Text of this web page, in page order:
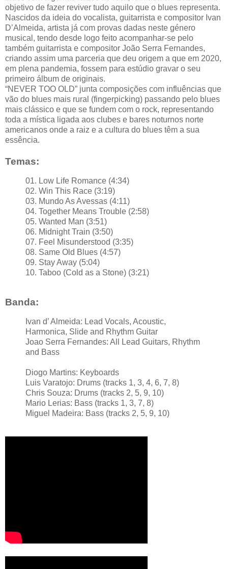
objetivo de fazer reviver tudo aquilo que o blues representa.
Nascidos da ideia do vocalista, guitarrista e compositor Ivan
D’Almeida, artista já com provas dadas neste género
musical, tendo desde logo feito acompanhar-se pelo
também guitarrista e compositor João Serra Fernandes,
criando assim uma parceria que deu origem a que em 2020,
em plena pandemia, fossem para estúdio gravar o seu
primeiro álbum de originais.
“NEVER TOO OLD” junta composições com influências que
vão do blues mais rural (fingerpicking) passando pelo blues
mais clássico e que se fundem com o rock, representando
toda a mística ligada aos clubes e bares noturnos norte
americanos onde a raiz e a cultura do blues têm a sua
essência.
Temas:
01. Low Life Romance (4:34)
02. Win This Race (3:19)
03. Mundo As Avessas (4:11)
04. Together Means Trouble (2:58)
05. Wanted Man (3:51)
06. Midnight Train (3:50)
07. Feel Misunderstood (3:35)
08. Same Old Blues (4:57)
09. Stay Away (5:04)
10. Taboo (Cold as a Stone) (3:21)
Banda:
Ivan d’ Almeida: Lead Vocals, Acoustic,
Harmonica, Slide and Rhythm Guitar
Joаo Serra Fernandes: All Lead Guitars, Rhythm
and Bass
Diogo Martins: Keyboards
Luis Varatojo: Drums (tracks 1, 3, 4, 6, 7, 8)
Chris Souza: Drums (tracks 2, 5, 9, 10)
Mаrio Lеrias: Bass (tracks 1, 3, 7, 8)
Miguel Madeira: Bass (tracks 2, 5, 9, 10)